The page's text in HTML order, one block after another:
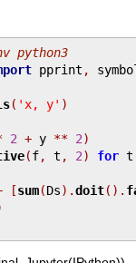
python3
pprint ,
( 'x, y' )
2 + y ** 2)
(f, t , 2) for t
[sum(Ds).doit().